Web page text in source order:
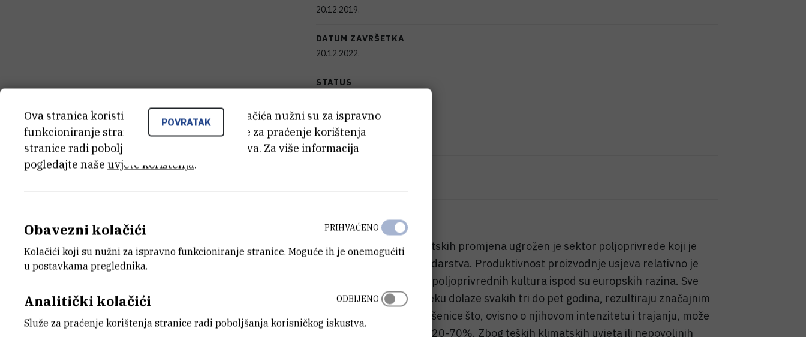
20.12.2019.
DATUM ZAVRŠETKA
20.12.2022.
STATUS
IZNOS FINANCIRANJA
5.879.204 HRK
Zbog nepovoljnih klimatskih promjena ugrožen je sektor poljoprivrede koji je
ključan za razvoj gospodarstva. Produktivnost proizvodnje usjeva relativno je
niska, a urodi osnovnih poljoprivrednih kultura ispod su europskih razina. Sve
češće suše koje u prosjeku dolaze svakih tri do pet godina, rezultiraju značajnim
štetama u proizvodnji pšenice što, ovisno o njihovom intenzitetu i trajanju, može
smanjiti urod usjeva za 20-70%. Zbog teških klimatskih uvjeta ili nepovoljnih
POVRATAK
Ova stranica koristi kolačiće. Neki od tih kolačića nužni su za ispravno
funkcioniranje stranice, dok se drugi koriste za praćenje korištenja
stranice radi poboljšanja korisničkog iskustva. Za više informacija
pogledajte naše uvjete korištenja.
Obavezni kolačići
Kolačići koji su nužni za ispravno funkcioniranje stranice. Moguće ih je onemogućiti
u postavkama preglednika.
PRIHVAĆENO
Analitički kolačići
Služe za praćenje korištenja stranice radi poboljšanja korisničkog iskustva.
ODBIJENO